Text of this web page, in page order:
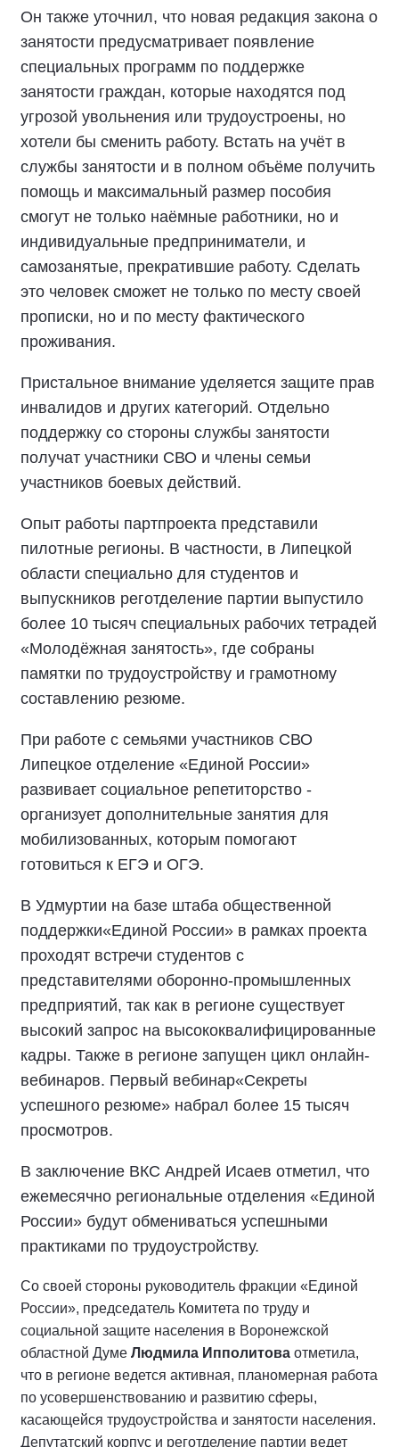
Он также уточнил, что новая редакция закона о
занятости предусматривает появление
специальных программ по поддержке
занятости граждан, которые находятся под
угрозой увольнения или трудоустроены, но
хотели бы сменить работу. Встать на учёт в
службы занятости и в полном объёме получить
помощь и максимальный размер пособия
смогут не только наёмные работники, но и
индивидуальные предприниматели, и
самозанятые, прекратившие работу. Сделать
это человек сможет не только по месту своей
прописки, но и по месту фактического
проживания.
Пристальное внимание уделяется защите прав
инвалидов и других категорий. Отдельно
поддержку со стороны службы занятости
получат участники СВО и члены семьи
участников боевых действий.
Опыт работы партпроекта представили
пилотные регионы. В частности, в Липецкой
области специально для студентов и
выпускников реготделение партии выпустило
более 10 тысяч специальных рабочих тетрадей
«Молодёжная занятость», где собраны
памятки по трудоустройству и грамотному
составлению резюме.
При работе с семьями участников СВО
Липецкое отделение «Единой России»
развивает социальное репетиторство -
организует дополнительные занятия для
мобилизованных, которым помогают
готовиться к ЕГЭ и ОГЭ.
В Удмуртии на базе штаба общественной
поддержки«Единой России» в рамках проекта
проходят встречи студентов с
представителями оборонно-промышленных
предприятий, так как в регионе существует
высокий запрос на высококвалифицированные
кадры. Также в регионе запущен цикл онлайн-
вебинаров. Первый вебинар«Секреты
успешного резюме» набрал более 15 тысяч
просмотров.
В заключение ВКС Андрей Исаев отметил, что
ежемесячно региональные отделения «Единой
России» будут обмениваться успешными
практиками по трудоустройству.
Со своей стороны руководитель фракции «Единой
России», председатель Комитета по труду и
социальной защите населения в Воронежской
областной Думе Людмила Ипполитова отметила,
что в регионе ведется активная, планомерная работа
по усовершенствованию и развитию сферы,
касающейся трудоустройства и занятости населения.
Депутатский корпус и реготделение партии ведет